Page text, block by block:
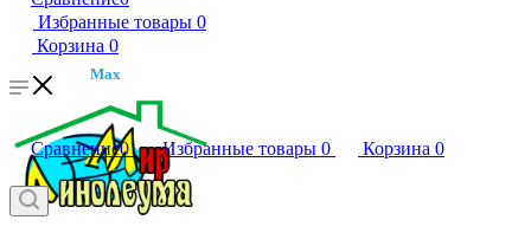
Избранные товары 0
Корзина 0
Max
Сравнение0 Избранные товары 0 Корзина 0